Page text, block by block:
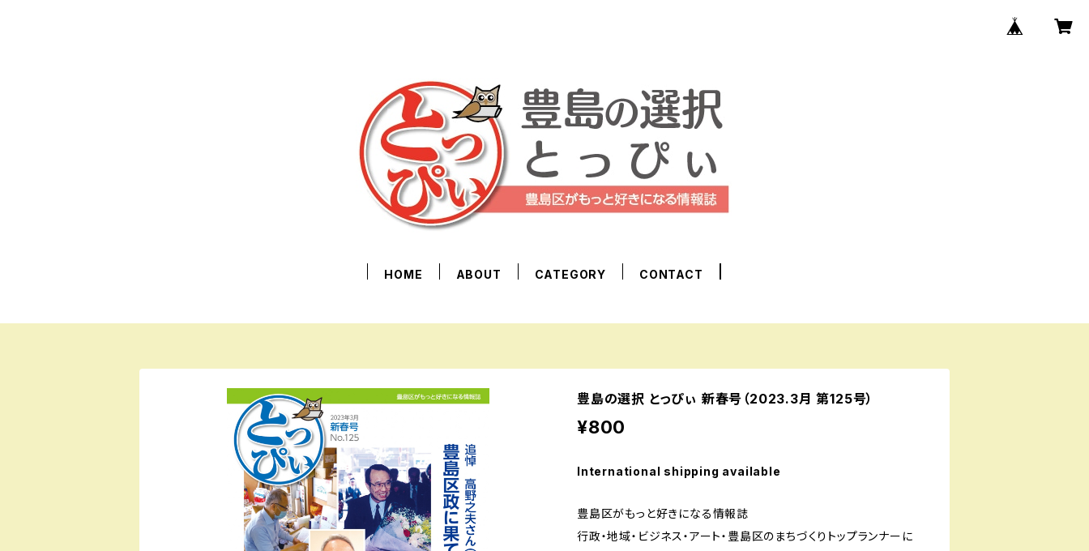
HOME ABOUT CATEGORY CONTACT
豊島の選択 とっぴぃ 新春号（2023.3月 第125号）
¥800
International shipping available
豊島区がもっと好きになる情報誌
行政・地域・ビジネス・アート・豊島区のまちづくりトップランナーに